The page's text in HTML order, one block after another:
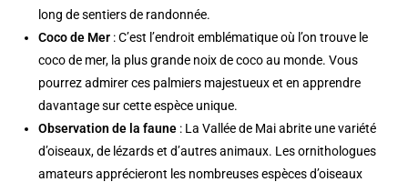
long de sentiers de randonnée.
Coco de Mer : C’est l’endroit emblématique où l’on trouve le
coco de mer, la plus grande noix de coco au monde. Vous
pourrez admirer ces palmiers majestueux et en apprendre
davantage sur cette espèce unique.
Observation de la faune : La Vallée de Mai abrite une variété
d’oiseaux, de lézards et d’autres animaux. Les ornithologues
amateurs apprécieront les nombreuses espèces d’oiseaux